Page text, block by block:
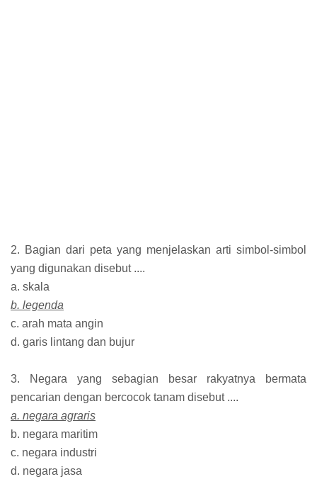
2. Bagian dari peta yang menjelaskan arti simbol-simbol
yang digunakan disebut ....
a. skala
b. legenda
c. arah mata angin
d. garis lintang dan bujur
3. Negara yang sebagian besar rakyatnya bermata
pencarian dengan bercocok tanam disebut ....
a. negara agraris
b. negara maritim
c. negara industri
d. negara jasa